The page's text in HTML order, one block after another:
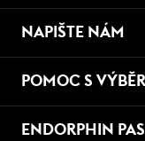
NAPIŠTE NÁM
POMOC S
ENDORPHIN PAS